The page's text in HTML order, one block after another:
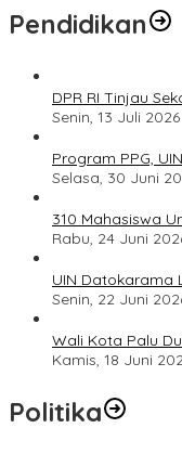
Pendidikan
DPR RI Tinjau
Senin, 13 Juli 2026
Program PPG,
Selasa, 30 Juni
310 Mahasiswa
Rabu, 24 Juni
UIN Datokarama
Senin, 22 Juni
Wali Kota Palu
Kamis, 18 Juni
Politika